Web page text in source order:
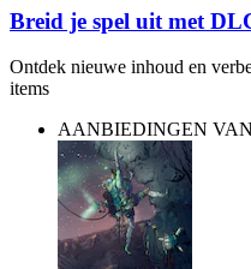
Breid je spel uit met
Ontdek nieuwe inhoud en
items
AANBIEDINGEN